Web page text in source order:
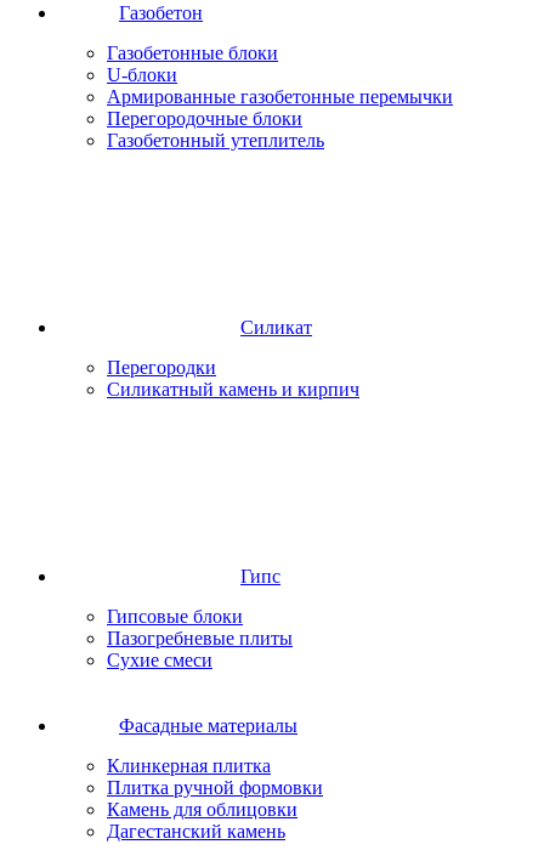
Газобетон
Газобетонные блоки
U-блоки
Армированные газобетонные перемычки
Перегородочные блоки
Газобетонный утеплитель
Силикат
Перегородки
Силикатный камень и кирпич
Гипс
Гипсовые блоки
Пазогребневые плиты
Сухие смеси
Фасадные материалы
Клинкерная плитка
Плитка ручной формовки
Камень для облицовки
Дагестанский камень